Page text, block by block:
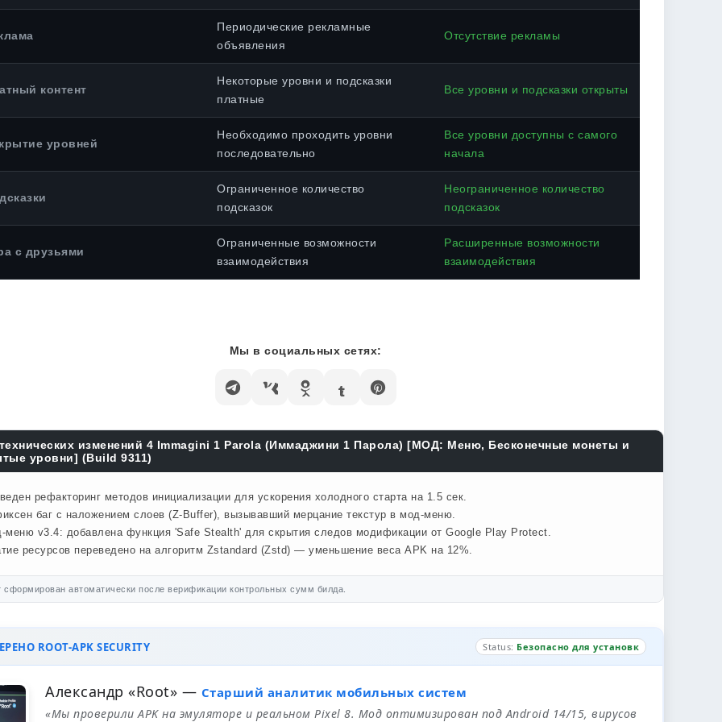
Периодические рекламные
объявления
Отсутствие рекламы
контент
Некоторые уровни и подсказки
платные
Все уровни и подсказки открыты
уровней
Необходимо проходить уровни
последовательно
Все уровни доступны с самого
начала
Ограниченное количество
подсказок
Неограниченное количество
подсказок
с друзьями
Ограниченные возможности
взаимодействия
Расширенные возможности
взаимодействия
Мы в социальных сетях:
изменений 4 Immagini 1 Parola (Иммаджини 1 Парола) [МОД: Меню, Бесконечные монеты и
уровни] (Build 9311)
рефакторинг методов инициализации для ускорения холодного старта на 1.5 сек.
баг с наложением слоев (Z-Buffer), вызывавший мерцание текстур в мод-меню.
меню v3.4: добавлена функция 'Safe Stealth' для скрытия следов модификации от Google Play Protect.
ресурсов переведено на алгоритм Zstandard (Zstd) — уменьшение веса APK на 12%.
сформирован автоматически после верификации контрольных сумм билда.
ROOT-APK SECURITY Status: Безопасно для установк
Александр «Root» — Старший аналитик мобильных систем
«Мы проверили APK на эмуляторе и реальном Pixel 8. Мод оптимизирован под Android 14/15, вирусов